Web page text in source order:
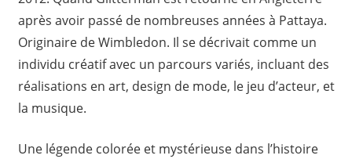
après avoir passé de nombreuses années à Pattaya.
Originaire de Wimbledon. Il se décrivait comme un
individu créatif avec un parcours variés, incluant des
réalisations en art, design de mode, le jeu d’acteur, et
la musique.
Une légende colorée et mystérieuse dans l’histoire